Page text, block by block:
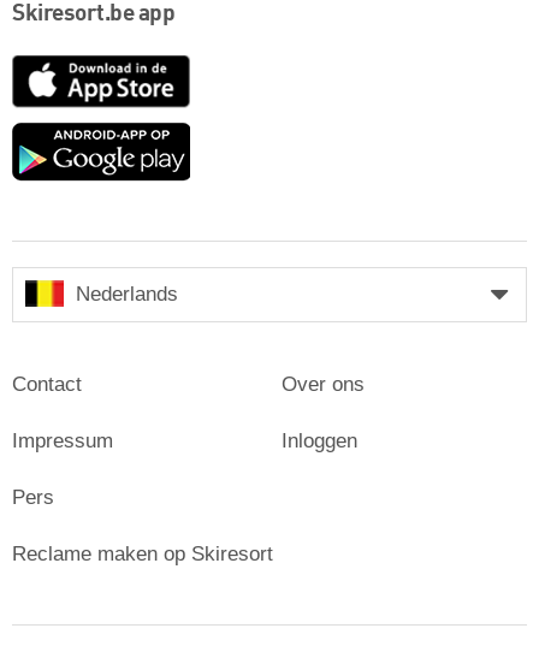
Skiresort.be app
App
Google
Nederlands
Contact
Impressum
Pers
Over ons
Inloggen
Reclame maken op Skiresort